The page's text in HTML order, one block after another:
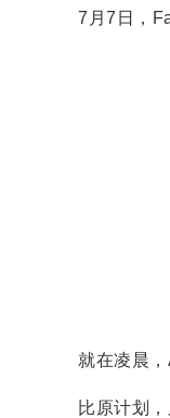
7月7日，
就在凌晨
比原计划